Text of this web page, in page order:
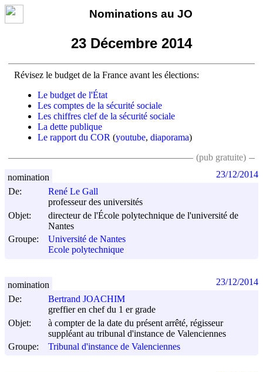
Nominations au JO
23 Décembre 2014
Révisez le budget de la France avant les élections:
Le budget de l'État
Les comptes de la sécurité sociale
Les chiffres clef de la sécurité sociale
La dette publique
Le rapport du COR (youtube, diaporama)
(pub gratuite)
De:
René Le Gall
professeur des universités
Objet:
directeur de l'École polytechnique de l'université de
Nantes
Groupe:
Université de Nantes
Ecole polytechnique
nomination 23/12/2014
De:
Bertrand JOACHIM
greffier en chef du 1 er grade
Objet:
à compter de la date du présent arrêté, régisseur
suppléant au tribunal d'instance de Valenciennes
Groupe:
Tribunal d'instance de Valenciennes
nomination 23/12/2014